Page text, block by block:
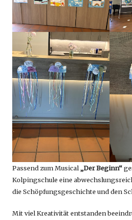
Passend zum Musical„Der Beginn“
Kolpingschule eine
die Schöpfungsgeschichte und den
Mit viel Kreativität entstanden